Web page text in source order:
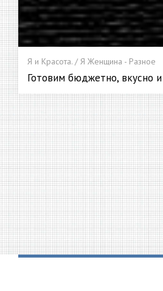
Я и Красота. / Я Женщина - Разное
Готовим бюджетно, вкусно и